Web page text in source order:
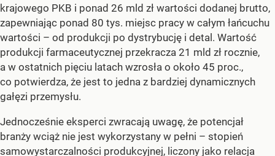
krajowego PKB i ponad 26 mld zł wartości dodanej brutto,
zapewniając ponad 80 tys. miejsc pracy w całym łańcuchu
wartości – od produkcji po dystrybucję i detal. Wartość
produkcji farmaceutycznej przekracza 21 mld zł rocznie,
a w ostatnich pięciu latach wzrosła o około 45 proc.,
co potwierdza, że jest to jedna z bardziej dynamicznych
gałęzi przemysłu.
Jednocześnie eksperci zwracają uwagę, że potencjał
branży wciąż nie jest wykorzystany w pełni – stopień
samowystarczalności produkcyjnej, liczony jako relacja